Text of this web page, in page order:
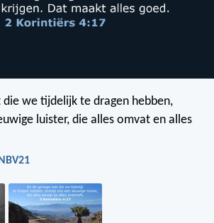
die we tijdelijk te dragen hebben,
luister, die alles omvat en alles